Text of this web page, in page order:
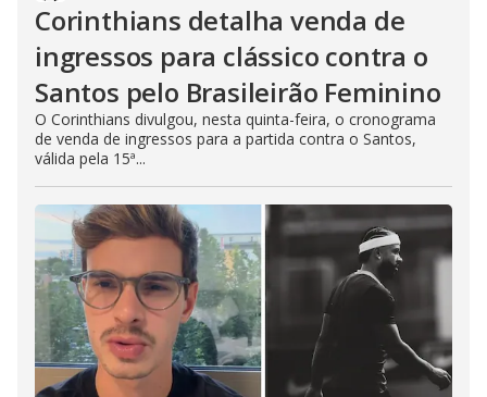
Corinthians detalha venda de
ingressos para clássico contra o
Santos pelo Brasileirão Feminino
O Corinthians divulgou, nesta quinta-feira, o cronograma
de venda de ingressos para a partida contra o Santos,
válida pela 15ª...